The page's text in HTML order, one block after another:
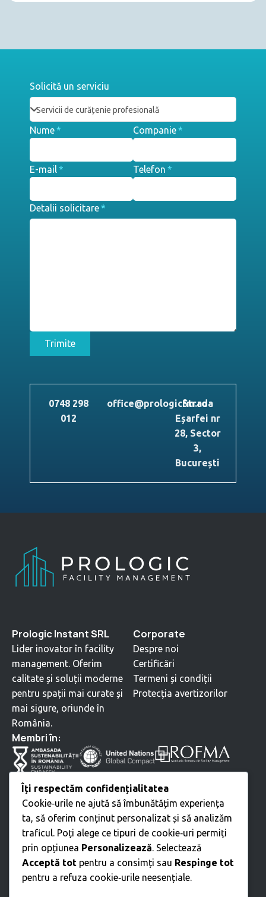
Solicită un serviciu
Nume*
E-mail*
Companie*
Telefon *
Detalii solicitare*
Trimite
0748 298
012
office@prologicfm.ro
Strada
Eșarfei nr
28, Sector
3,
București
Prologic Instant SRL
Lider inovator în facility
management. Oferim
calitate și soluții moderne
pentru spații mai curate și
mai sigure, oriunde în
România.
Corporate
Despre noi
Certificări
Termeni și condiții
Protecția avertizorilor
⁠Membri în:
Servicii
Curățenie profesională
Servicii Tehnice
Mutări • Relocări
Amenajare spații verzi
Intreținere Exterioară
Servicii suport birouri
Îți respectăm confidențialitatea
Cookie‑urile ne ajută să îmbunătățim experiența
ta, să oferim conținut personalizat și să analizăm
traficul. Poți alege ce tipuri de cookie‑uri permiți
prin opțiunea Personalizează. Selectează
Acceptă tot pentru a consimți sau Respinge tot
pentru a refuza cookie‑urile neesențiale.